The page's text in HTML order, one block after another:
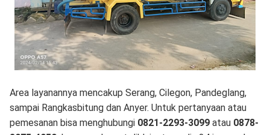
Area layanannya mencakup Serang, Cilegon, Pandeglang,
sampai Rangkasbitung dan Anyer. Untuk pertanyaan atau
pemesanan bisa menghubungi 0821-2293-3099atau 0878-